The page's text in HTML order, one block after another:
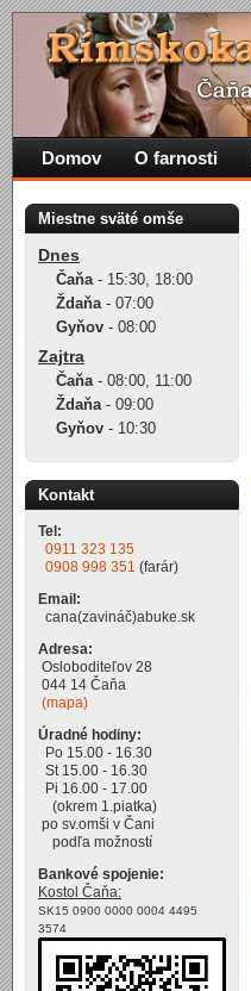
Domov O farnosti
Miestne sväté omše
Dnes
Čaňa- 15:30, 18:00
Ždaňa- 07:00
Gyňov - 08:00
Zajtra
Čaňa- 08:00, 11:00
Ždaňa- 09:00
Gyňov - 10:30
Kontakt
Tel:
0911 323 135
0908 998 351 (farár)
Email:
cana(zavináč)abuke.sk
Adresa:
Osloboditeľov 28
044 14 Čaňa
(mapa)
Úradné hodiny:
Po 15.00 - 16.30
St 15.00 - 16.30
Pi 16.00 - 17.00
(okrem 1.piatka)
po sv.omši v Čani
podľa možností
Bankové spojenie:
Kostol Čaňa:
SK15 0900 0000 0004 4495
3574